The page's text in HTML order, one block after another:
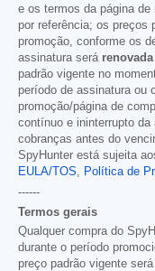
e os termos da página de
por referência; os preços
promoção, conforme os
assinatura será
padrão vigente no
período de assinatura ou
promoção/página de
contínuo e ininterrupto
cobranças antes do
SpyHunter está sujeita
EULA/TOS
Política de
------
Termos gerais
Qualquer compra do
durante o período
preço padrão vigente